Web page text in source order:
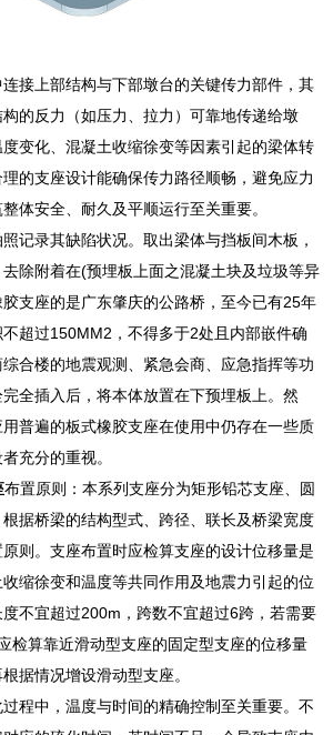
接上部结构与下部墩台的关键传力部件，其
的反力（如压力、拉力）可靠地传递给墩
变化、混凝土收缩徐变等因素引起的梁体转
的支座设计能确保传力路径顺畅，避免应力
体安全、耐久及平顺运行至关重要。
记录其缺陷状况。取出梁体与挡板间木板，
除附着在(预埋板上面之混凝土块及垃圾等异
支座的是广东肇庆的公路桥，至今已有25年
超过150MM2，不得多于2处且内部嵌件确
合楼的地震观测、紧急会商、应急指挥等功
全插入后，将本体放置在下预埋板上。然
普遍的板式橡胶支座在使用中仍存在一些质
充分的重视。
布置原则：本系列支座分为矩形铅芯支座、圆
据桥梁的结构型式、跨径、联长及桥梁宽度
则。支座布置时应检算支座的设计位移量是
缩徐变和温度等共同作用及地震力引起的位
不宜超过200m，跨数不宜超过6跨，若需要
检算靠近滑动型支座的固定型支座的位移量
据情况增设滑动型支座。
程中，温度与时间的精确控制至关重要。不